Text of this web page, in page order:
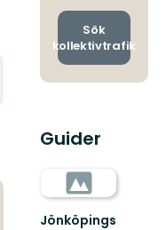
och
Sök
kollektivtrafik
Guider
Jönköpings